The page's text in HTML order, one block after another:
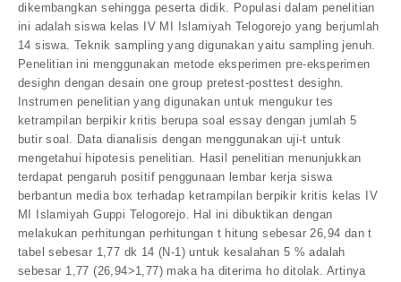
dikembangkan sehingga peserta didik. Populasi dalam penelitian
ini adalah siswa kelas IV MI Islamiyah Telogorejo yang berjumlah
14 siswa. Teknik sampling yang digunakan yaitu sampling jenuh.
Penelitian ini menggunakan metode eksperimen pre-eksperimen
desighn dengan desain one group pretest-posttest desighn.
Instrumen penelitian yang digunakan untuk mengukur tes
ketrampilan berpikir kritis berupa soal essay dengan jumlah 5
butir soal. Data dianalisis dengan menggunakan uji-t untuk
mengetahui hipotesis penelitian. Hasil penelitian menunjukkan
terdapat pengaruh positif penggunaan lembar kerja siswa
berbantun media box terhadap ketrampilan berpikir kritis kelas IV
MI Islamiyah Guppi Telogorejo. Hal ini dibuktikan dengan
melakukan perhitungan perhitungan t hitung sebesar 26,94 dan t
tabel sebesar 1,77 dk 14 (N-1) untuk kesalahan 5 % adalah
sebesar 1,77 (26,94>1,77) maka ha diterima ho ditolak. Artinya